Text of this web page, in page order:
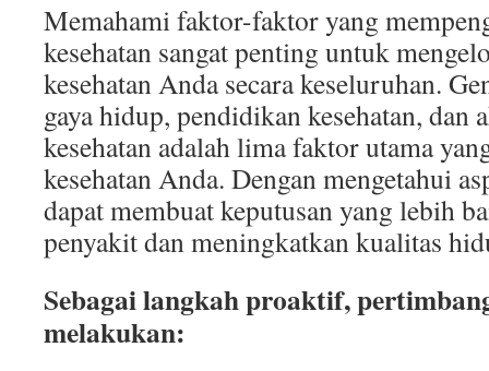
Memahami faktor-faktor yang
kesehatan sangat penting untuk
kesehatan Anda secara keseluruhan.
gaya hidup, pendidikan kesehatan, dan
kesehatan adalah lima faktor utama
kesehatan Anda. Dengan mengetahui
dapat membuat keputusan yang lebih
penyakit dan meningkatkan kualitas
Sebagai langkah proaktif,
melakukan: